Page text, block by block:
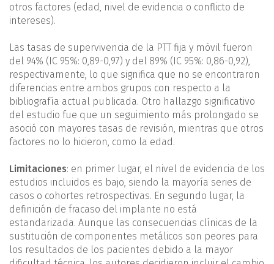
otros factores (edad, nivel de evidencia o conflicto de
intereses).
Las tasas de supervivencia de la PTT fija y móvil fueron
del 94% (IC 95%: 0,89-0,97) y del 89% (IC 95%: 0,86-0,92),
respectivamente, lo que significa que no se encontraron
diferencias entre ambos grupos con respecto a la
bibliografía actual publicada. Otro hallazgo significativo
del estudio fue que un seguimiento más prolongado se
asoció con mayores tasas de revisión, mientras que otros
factores no lo hicieron, como la edad.
Limitaciones: en primer lugar, el nivel de evidencia de los
estudios incluidos es bajo, siendo la mayoría series de
casos o cohortes retrospectivas. En segundo lugar, la
definición de fracaso del implante no está
estandarizada. Aunque las consecuencias clínicas de la
sustitución de componentes metálicos son peores para
los resultados de los pacientes debido a la mayor